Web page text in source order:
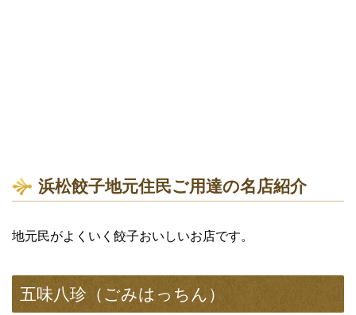
浜松餃子地元住民ご用達の名店紹介
地元民がよくいく餃子おいしいお店です。
五味八珍（ごみはっちん）